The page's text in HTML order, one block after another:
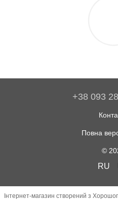
+38 093
Повна
©
RU
Інтернет-магазин створений з